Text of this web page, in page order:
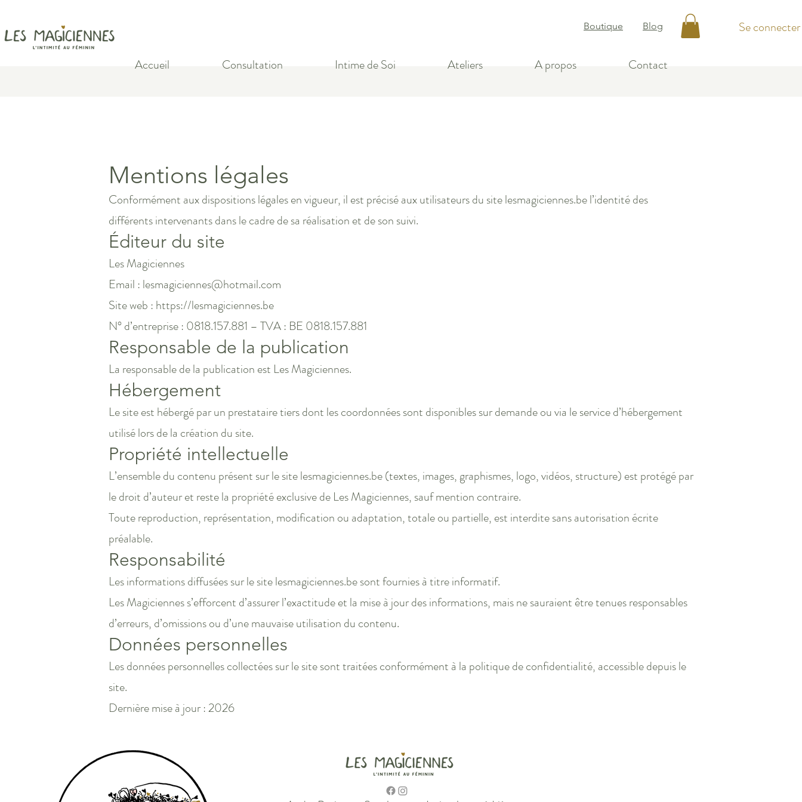
Boutique Blog Se connecter
Accueil Consultation Intime de Soi Ateliers A propos Contact
Mentions légales
Conformément aux dispositions légales en vigueur, il est précisé aux utilisateurs du site lesmagiciennes.be l’identité des
différents intervenants dans le cadre de sa réalisation et de son suivi.
Éditeur du site
Les Magiciennes
Email : lesmagiciennes@hotmail.com
Site web : https://lesmagiciennes.be
N° d’entreprise : 0818.157.881 – TVA : BE 0818.157.881
Responsable de la publication
La responsable de la publication est Les Magiciennes.
Hébergement
Le site est hébergé par un prestataire tiers dont les coordonnées sont disponibles sur demande ou via le service d’hébergement
utilisé lors de la création du site.
Propriété intellectuelle
L’ensemble du contenu présent sur le site lesmagiciennes.be (textes, images, graphismes, logo, vidéos, structure) est protégé par
le droit d’auteur et reste la propriété exclusive de Les Magiciennes, sauf mention contraire.
Toute reproduction, représentation, modification ou adaptation, totale ou partielle, est interdite sans autorisation écrite
préalable.
Responsabilité
Les informations diffusées sur le site lesmagiciennes.be sont fournies à titre informatif.
Les Magiciennes s’efforcent d’assurer l’exactitude et la mise à jour des informations, mais ne sauraient être tenues responsables
d’erreurs, d’omissions ou d’une mauvaise utilisation du contenu.
Données personnelles
Les données personnelles collectées sur le site sont traitées conformément à la politique de confidentialité, accessible depuis le
site.
Dernière mise à jour : 2026